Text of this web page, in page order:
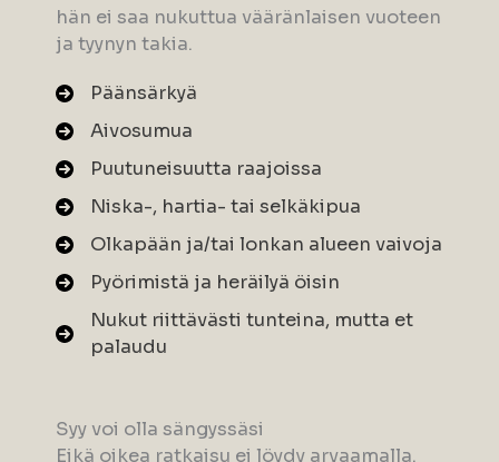
Päänsärkyä
Aivosumua
Puutuneisuutta raajoissa
Niska-, hartia- tai selkäkipua
Olkapään ja/tai lonkan alueen vaivoja
Pyörimistä ja heräilyä öisin
Nukut riittävästi tunteina, mutta et
palaudu
Syy voi olla sängyssäsi
Eikä oikea ratkaisu ei löydy arvaamalla.